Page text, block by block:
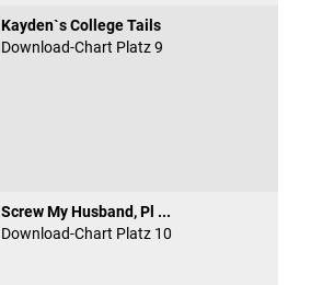
Kayden`s College Tails
Download-Chart Platz 9
Screw My Husband, Pl ...
Download-Chart Platz 10